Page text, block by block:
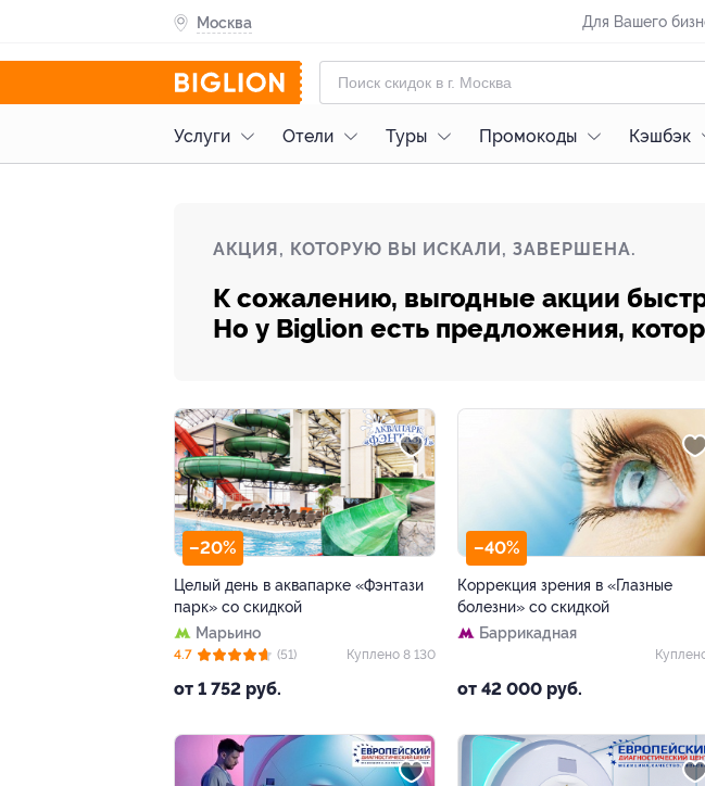
Москва Для Вашего
Услуги Отели Туры Промокоды Кэшбэк
АКЦИЯ, КОТОРУЮ ВЫ ИСКАЛИ, ЗАВЕРШЕНА.
К сожалению, выгодные акции
Но у Biglion есть предложения,
–20%
Целый день в аквапарке «Фэнтази
парк» со скидкой
Марьино
от 1 752 руб.
4.7 (51) Куплено 8 130
–40%
Коррекция зрения в «Глазные
болезни» со скидкой
Баррикадная
от 42 000 руб.